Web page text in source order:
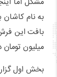
به نام
میلیون
بخش اول